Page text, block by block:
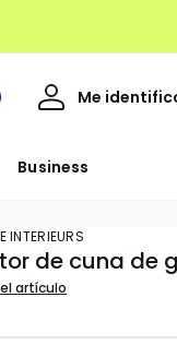
Business
Me
Mi
INTERIEURS
de cuna de
artículo